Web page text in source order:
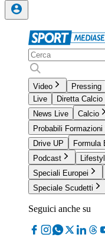
Video Pressing
Live
Diretta Calcio
News Live
Calcio
Probabili Formazioni
Drive UP
Formula
Podcast
Speciali Europei
Speciale Scudetti
Seguici anche su